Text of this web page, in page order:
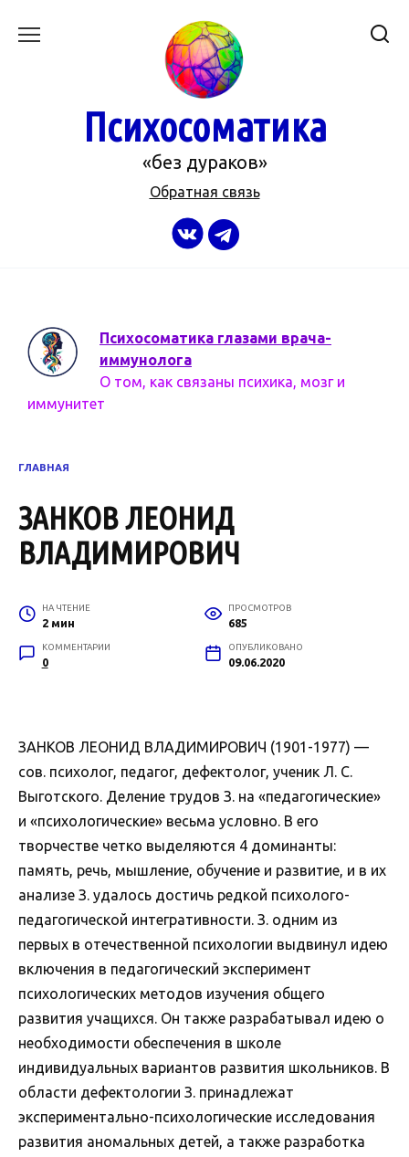
Психосоматика
«без дураков»
Обратная связь
Психосоматика глазами врача-
иммунолога
О том, как связаны психика, мозг и
иммунитет
ГЛАВНАЯ
ЗАНКОВ ЛЕОНИД
ВЛАДИМИРОВИЧ
НА ЧТЕНИЕ
2 мин
ПРОСМОТРОВ
685
КОММЕНТАРИИ
0
ОПУБЛИКОВАНО
09.06.2020
ЗАНКОВ ЛЕОНИД ВЛАДИМИРОВИЧ (1901-1977) —
сов. психолог, педагог, дефектолог, ученик Л. С.
Выготского. Деление трудов З. на «педагогические»
и «психологические» весьма условно. В его
творчестве четко выделяются 4 доминанты:
память, речь, мышление, обучение и развитие, и в их
анализе З. удалось достичь редкой психолого-
педагогической интегративности. З. одним из
первых в отечественной психологии выдвинул идею
включения в педагогический эксперимент
психологических методов изучения общего
развития учащихся. Он также разрабатывал идею о
необходимости обеспечения в школе
индивидуальных вариантов развития школьников. В
области дефектологии З. принадлежат
экспериментально-психологические исследования
развития аномальных детей, а также разработка